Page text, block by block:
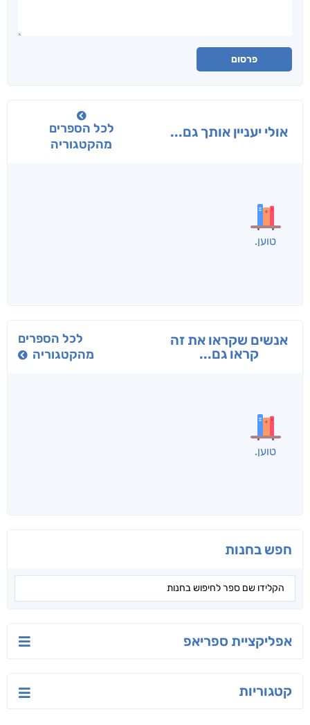
פרסום
אולי יעניין אותך גם...
לכל הספרים
מהקטגוריה
בפנוכו
חני שאטן
תרדמת
א. פ.
אנשים שקראו את זה
אפרת נבון אורנה לוי אליהו